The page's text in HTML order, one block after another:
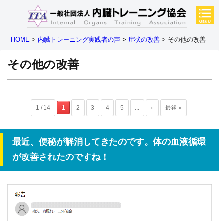
HOME > 内臓トレーニング実践者の声 >症状の改善 > その他の改善
その他の改善
1 / 14 1 2 3 4 5 ... » 最後 »
最近、便秘が解消してきたのです。体の血液循環
が改善されたのですね！